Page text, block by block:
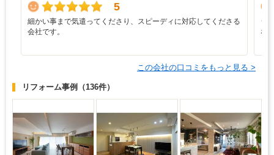
5
細かい事まで気遣ってくださり、スピーディに対応してくださる
会社です。
シ
な
この会社の口コミをもっと見る >
リフォーム事例 （136件）